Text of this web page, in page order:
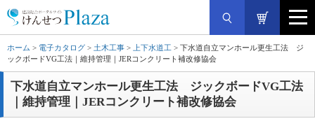
ホーム > 電子カタログ > 土木工事 > 上下水道工 > 下水道自立マンホール更生工法 ジ
ックボードVG工法｜維持管理｜JERコンクリート補改修協会
下水道自立マンホール更生工法 ジックボードVG工法
｜維持管理｜JERコンクリート補改修協会